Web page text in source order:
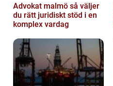
Advokat malmö så väljer
du rätt juridiskt stöd i en
komplex vardag